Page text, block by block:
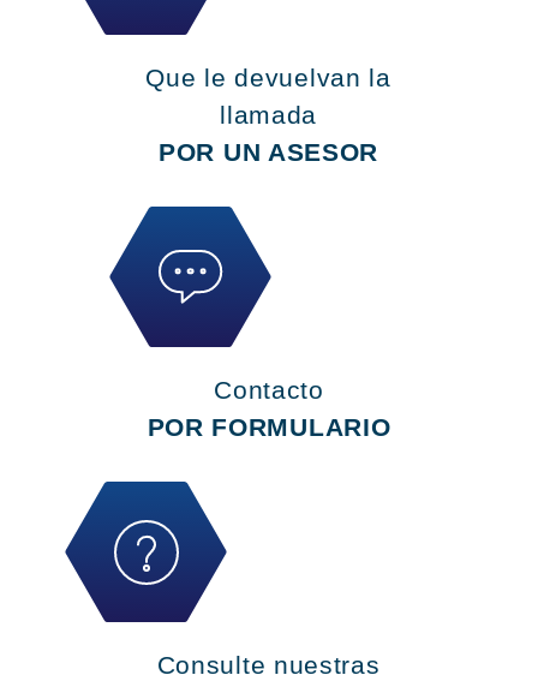
Que le devuelvan la
llamada
POR UN ASESOR
Contacto
POR FORMULARIO
Consulte nuestras